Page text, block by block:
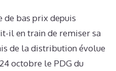
de bas prix depuis
il en train de remiser sa
de la distribution évolue
octobre le PDG du